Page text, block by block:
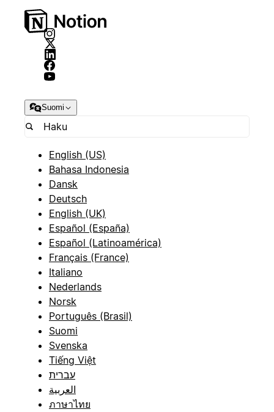
Suomi
English (US)
Bahasa Indonesia
Dansk
Deutsch
English (UK)
Español (España)
Español (Latinoamérica)
Français (France)
Italiano
Nederlands
Norsk
Português (Brasil)
Suomi
Svenska
Tiếng Việt
עברית
العربية
ภาษาไทย